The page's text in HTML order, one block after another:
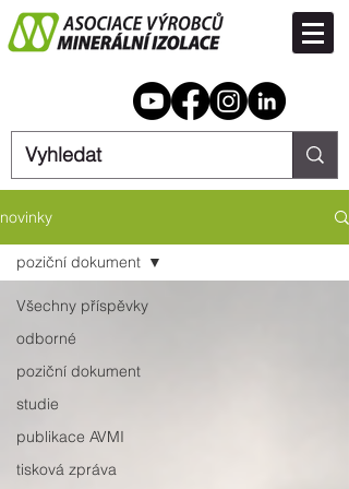
novinky
Všechny příspěvky
odborné
poziční dokument
studie
publikace AVMI
tisková zpráva
poziční dokument